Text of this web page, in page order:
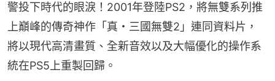
警投下時代的眼淚！2001年登陸PS2，將無雙系列推
上巔峰的傳奇神作「真・三國無雙2」連同資料片，
將以現代高清畫質、全新音效以及大幅優化的操作系
統在PS5上重製回歸。